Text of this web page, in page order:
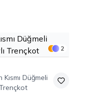
2
Düğmeli